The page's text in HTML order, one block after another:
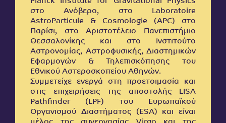
στο Ανόβερο, στο Laboratoire
AstroParticule & Cosmologie (APC) στο
Παρίσι, στο Αριστοτέλειο Πανεπιστήμιο
Θεσσαλονίκης και στο Ινστιτούτο
Αστρονομίας, Αστροφυσικής, Διαστημικών
Εφαρμογών & Τηλεπισκόπησης του
Εθνικού Αστεροσκοπείου Αθηνών.
Συμμετείχε ενεργά στη προετοιμασία και
στις επιχειρήσεις της αποστολής LISA
Pathfinder (LPF) του Ευρωπαϊκού
Οργανισμού Διαστήματος (ESA) και είναι